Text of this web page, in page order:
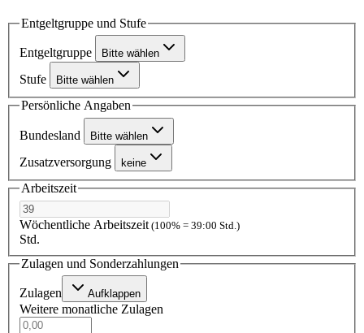
Entgeltgruppe und Stufe
Entgeltgruppe Bitte wählen
Stufe Bitte wählen
Persönliche Angaben
Bundesland Bitte wählen
Zusatzversorgung keine
Arbeitszeit
Wöchentliche Arbeitszeit (100% = 39:00 Std.)
Std.
Zulagen und Sonderzahlungen
Zulagen Aufklappen
Weitere monatliche Zulagen